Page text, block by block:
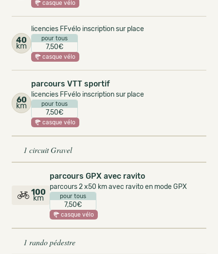
casque vélo
40
km
licencies FFvélo inscription sur place
pour tous
7,50€
casque vélo
60
km
parcours VTT sportif
licencies FFvélo inscription sur place
pour tous
7,50€
casque vélo
1 circuit Gravel
100
km
parcours GPX avec ravito
parcours 2 x50 km avec ravito en mode GPX
pour tous
7,50€
casque vélo
1 rando pédestre